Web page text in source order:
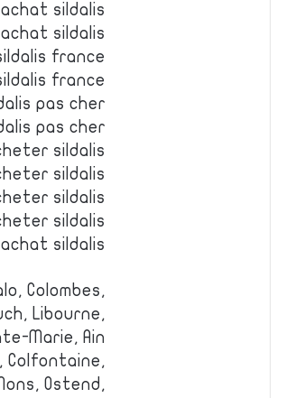
sildalis
sildalis
france
france
pas cher
pas cher
sildalis
sildalis
sildalis
sildalis
sildalis
Colombes,
Libourne,
Marie, Ain.
Colfontaine,
Ostend,